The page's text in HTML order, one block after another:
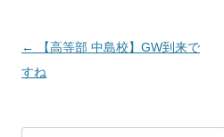
投
稿
←
【高等部 中島校】GW到来で
すね